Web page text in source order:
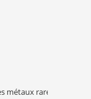
métaux rares